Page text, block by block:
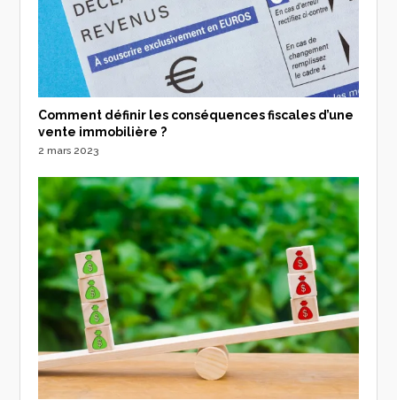
Comment définir les conséquences fiscales d’une
vente immobilière ?
2 mars 2023